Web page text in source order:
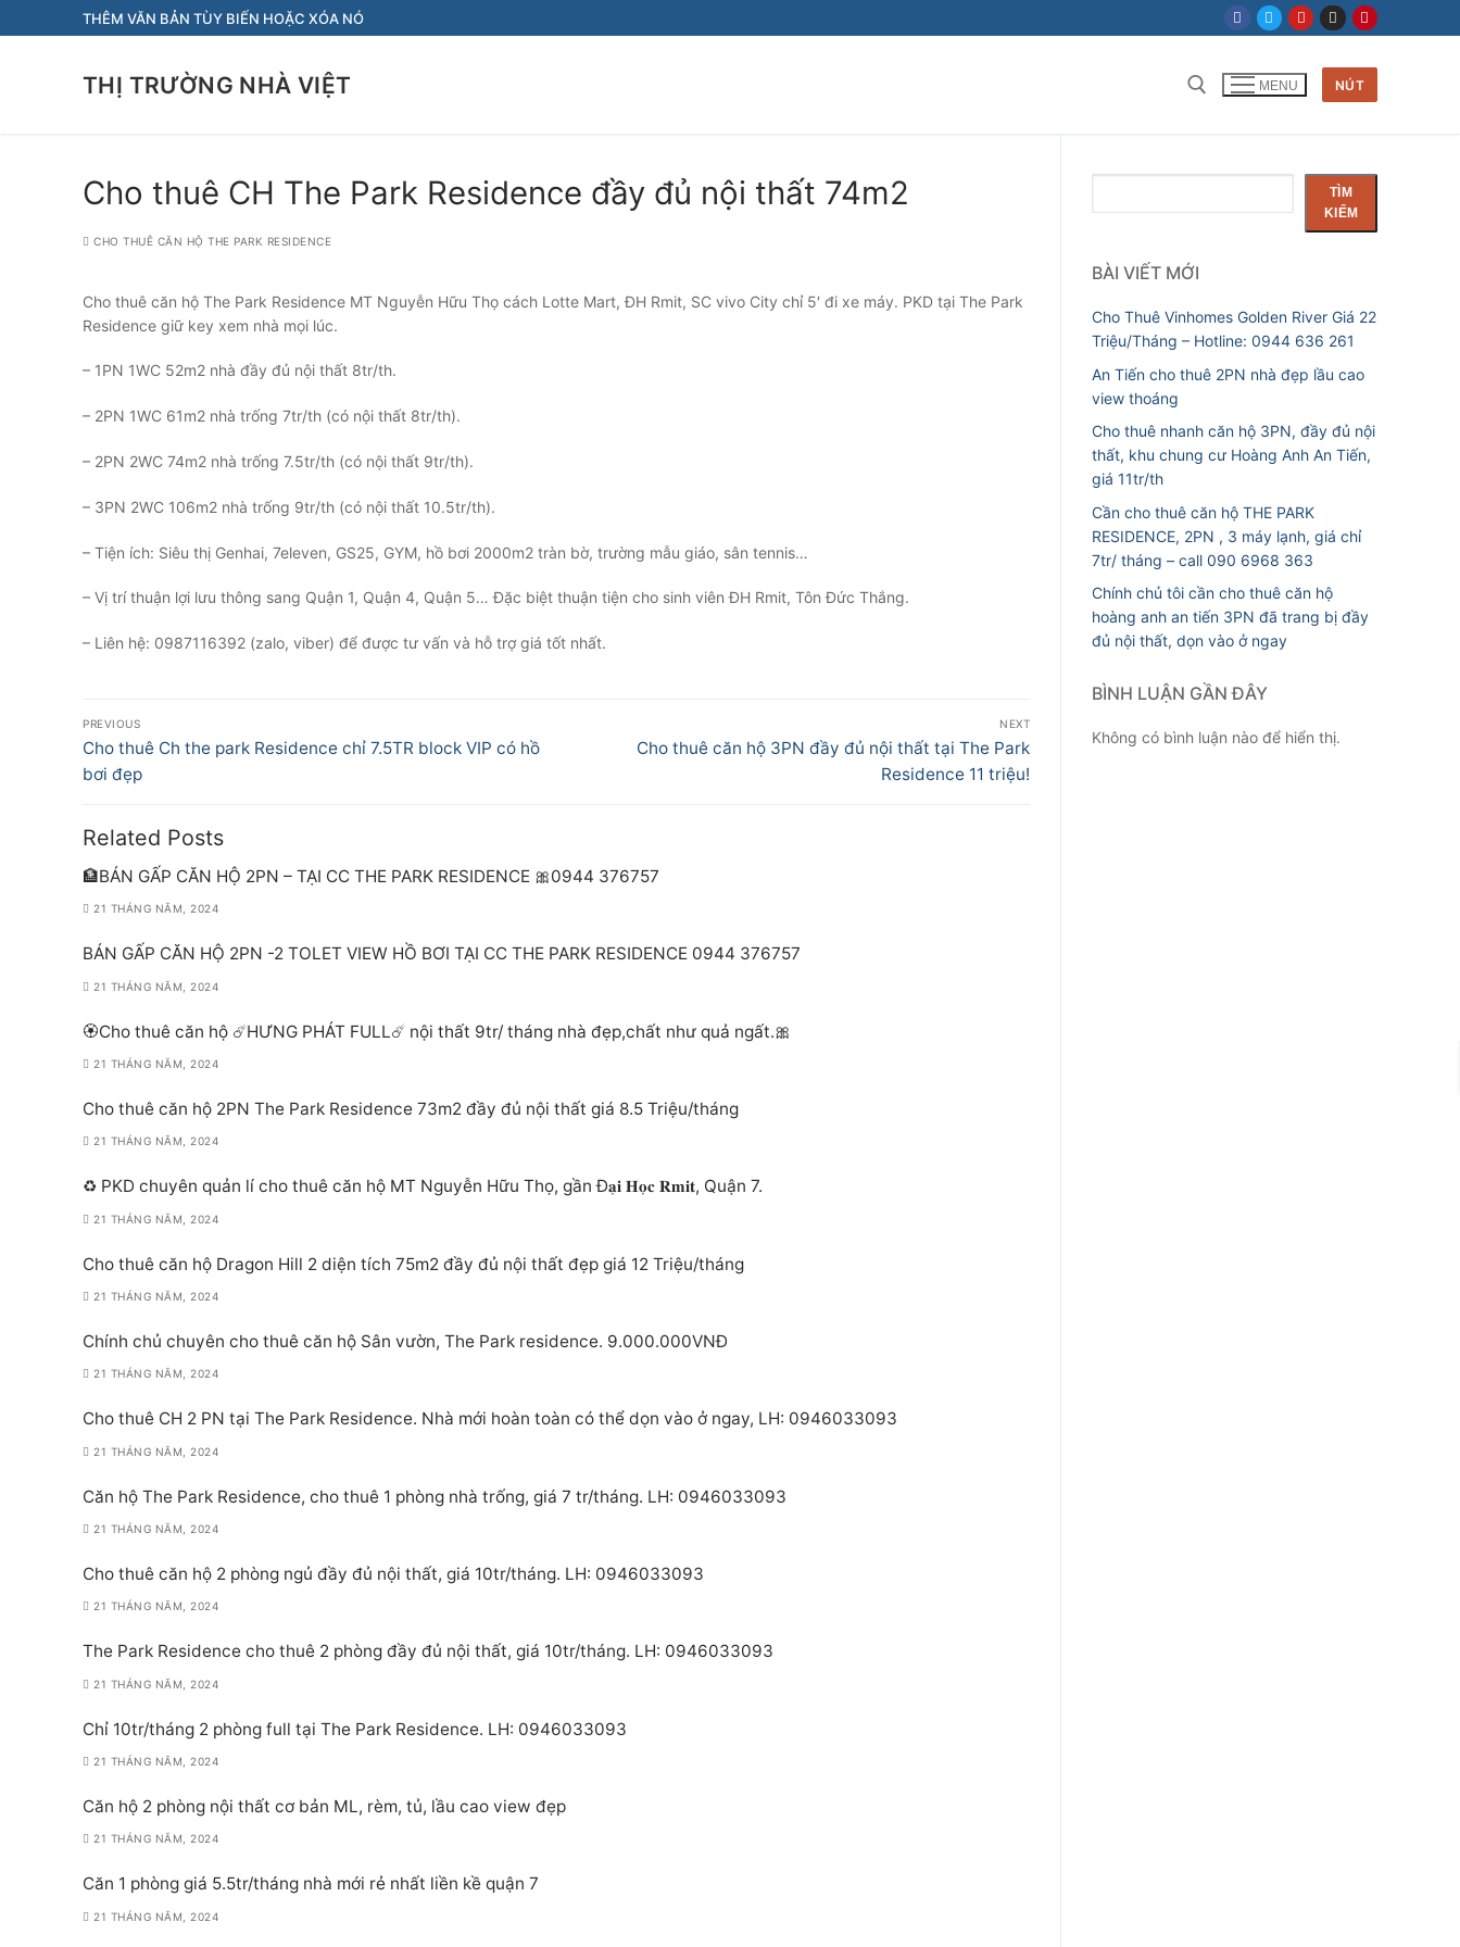
đến
THÊM VĂN BẢN TÙY BIẾN HOẶC XÓA NÓ
THỊ TRƯỜNG NHÀ VIỆT
Tìm kiếm cho:
MENU NÚT
Cho thuê CH The Park Residence đầy đủ nội thất 74m2
CHO THUÊ CĂN HỘ THE PARK RESIDENCE
Cho thuê căn hộ The Park Residence MT Nguyễn Hữu Thọ cách Lotte Mart, ĐH Rmit, SC vivo City chỉ 5′ đi xe máy. PKD tại The Park
Residence giữ key xem nhà mọi lúc.
– 1PN 1WC 52m2 nhà đầy đủ nội thất 8tr/th.
– 2PN 1WC 61m2 nhà trống 7tr/th (có nội thất 8tr/th).
– 2PN 2WC 74m2 nhà trống 7.5tr/th (có nội thất 9tr/th).
– 3PN 2WC 106m2 nhà trống 9tr/th (có nội thất 10.5tr/th).
– Tiện ích: Siêu thị Genhai, 7eleven, GS25, GYM, hồ bơi 2000m2 tràn bờ, trường mẫu giáo, sân tennis…
– Vị trí thuận lợi lưu thông sang Quận 1, Quận 4, Quận 5… Đặc biệt thuận tiện cho sinh viên ĐH Rmit, Tôn Đức Thắng.
– Liên hệ: 0987116392 (zalo, viber) để được tư vấn và hỗ trợ giá tốt nhất.
Điều
hướng
bài
viết
PREVIOUS
Previous
post:
Cho thuê Ch the park Residence chỉ 7.5TR block VIP có hồ
bơi đẹp
NEXT
Next
Cho thuê căn hộ 3PN đầy đủ nội thất tại The Park
Residence 11 triệu!
Related Posts
🏦BÁN GẤP CĂN HỘ 2PN – TẠI CC THE PARK RESIDENCE 🎀0944 376757
21 THÁNG NĂM, 2024
BÁN GẤP CĂN HỘ 2PN -2 TOLET VIEW HỒ BƠI TẠI CC THE PARK RESIDENCE 0944 376757
21 THÁNG NĂM, 2024
🏵Cho thuê căn hộ ☄️HƯNG PHÁT FULL☄️ nội thất 9tr/ tháng nhà đẹp,chất như quả ngất.🎀
21 THÁNG NĂM, 2024
Cho thuê căn hộ 2PN The Park Residence 73m2 đầy đủ nội thất giá 8.5 Triệu/tháng
21 THÁNG NĂM, 2024
♻️ PKD chuyên quản lí cho thuê căn hộ MT Nguyễn Hữu Thọ, gần Đ𝐚̣𝐢 𝐇𝐨̣𝐜 𝐑𝐦𝐢𝐭, Quận 7.
21 THÁNG NĂM, 2024
Cho thuê căn hộ Dragon Hill 2 diện tích 75m2 đầy đủ nội thất đẹp giá 12 Triệu/tháng
21 THÁNG NĂM, 2024
Chính chủ chuyên cho thuê căn hộ Sân vườn, The Park residence. 9.000.000VNĐ
21 THÁNG NĂM, 2024
Cho thuê CH 2 PN tại The Park Residence. Nhà mới hoàn toàn có thể dọn vào ở ngay, LH: 0946033093
21 THÁNG NĂM, 2024
Căn hộ The Park Residence, cho thuê 1 phòng nhà trống, giá 7 tr/tháng. LH: 0946033093
21 THÁNG NĂM, 2024
Cho thuê căn hộ 2 phòng ngủ đầy đủ nội thất, giá 10tr/tháng. LH: 0946033093
21 THÁNG NĂM, 2024
The Park Residence cho thuê 2 phòng đầy đủ nội thất, giá 10tr/tháng. LH: 0946033093
21 THÁNG NĂM, 2024
Chỉ 10tr/tháng 2 phòng full tại The Park Residence. LH: 0946033093
21 THÁNG NĂM, 2024
Căn hộ 2 phòng nội thất cơ bản ML, rèm, tủ, lầu cao view đẹp
21 THÁNG NĂM, 2024
Căn 1 phòng giá 5.5tr/tháng nhà mới rẻ nhất liền kề quận 7
21 THÁNG NĂM, 2024
kiếm
TÌM
KIẾM
BÀI VIẾT MỚI
Cho Thuê Vinhomes Golden River Giá 22
Triệu/Tháng – Hotline: 0944 636 261
An Tiến cho thuê 2PN nhà đẹp lầu cao
view thoáng
Cho thuê nhanh căn hộ 3PN, đầy đủ nội
thất, khu chung cư Hoàng Anh An Tiến,
giá 11tr/th
Cần cho thuê căn hộ THE PARK
RESIDENCE, 2PN , 3 máy lạnh, giá chỉ
7tr/ tháng – call 090 6968 363
Chính chủ tôi cần cho thuê căn hộ
hoàng anh an tiến 3PN đã trang bị đầy
đủ nội thất, dọn vào ở ngay
BÌNH LUẬN GẦN ĐÂY
Không có bình luận nào để hiển thị.